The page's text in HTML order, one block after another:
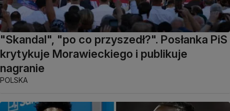
"Skandal", "po co przyszedł?". Posłanka PiS
krytykuje Morawieckiego i publikuje
nagranie
POLSKA